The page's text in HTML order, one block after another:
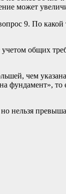
может
9. По
общих
чем
фундамент», то
нельзя